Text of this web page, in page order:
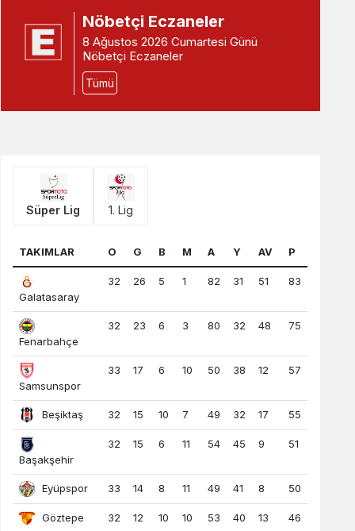
Nöbetçi Eczaneler
8 Ağustos 2026 Cumartesi Günü
Nöbetçi Eczaneler
Tümü
Süper Lig 1. Lig
TAKIMLAR O G B M A Y AV P
Galatasaray
32 26 5 1 82 31 51 83
Fenarbahçe
32 23 6 3 80 32 48 75
Samsunspor
33 17 6 10 50 38 12 57
Beşiktaş 32 15 10 7 49 32 17 55
Başakşehir
32 15 6 11 54 45 9 51
Eyüpspor 33 14 8 11 49 41 8 50
Göztepe 32 12 10 10 53 40 13 46